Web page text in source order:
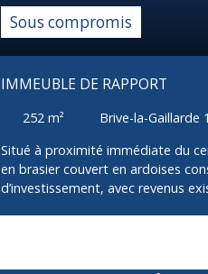
Sous compromis
IMMEUBLE DE RAPPORT
252 m²
Brive-la-Gaillarde
Situé à proximité immédiate du
en brasier couvert en ardoises
d’investissement, avec revenus